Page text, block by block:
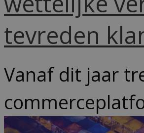
tevreden
Vanaf dit jaar